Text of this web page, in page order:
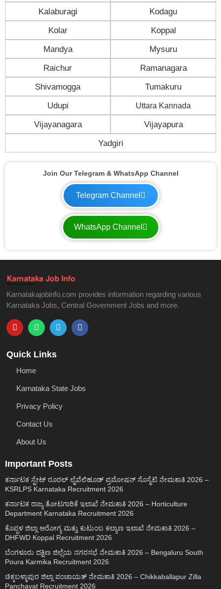
Kalaburagi Kodagu
Kolar Koppal
Mandya Mysuru
Raichur Ramanagara
Shivamogga Tumakuru
Udupi Uttara Kannada
Vijayanagara Vijayapura
Yadgiri
Join Our Telegram & WhatsApp Channel
Telegram Channel
WhatsApp Channel
Karnatakajobinfo.com provides information regarding various
Karnataka Jobs, Central Government Jobs and more.
Quick Links
Home
Karnataka State Jobs
Privacy Policy
Contact Us
About Us
Important Posts
ಕರ್ನಾಟಕ ಸ್ಟೇಟ್ ರೂರಲ್ ಲೈವೆಲಿಹೂಡ್ ಪ್ರಮೋಷನ್ ಸೊಸೈಟಿ ನೇಮಕಾತಿ 2026 –
KSRLPS Karnataka Recruitment 2026
ಕರ್ನಾಟಕ ರಾಜ್ಯ ತೋಟಗಾರಿಕೆ ಇಲಾಖೆ ನೇಮಕಾತಿ 2026 – Horticulture
Department Karnataka Recruitment 2026
ಕೊಪ್ಪಳ ಜಿಲ್ಲಾ ಆರೋಗ್ಯ ಮತ್ತು ಕುಟುಂಬ ಕಲ್ಯಾಣ ಇಲಾಖೆ ನೇಮಕಾತಿ 2026 –
DHFWD Koppal Recruitment 2026
ಬೆಂಗಳೂರು ದಕ್ಷಿಣ ಜಿಲ್ಲೆಯ ನಗರಸಭೆ ನೇಮಕಾತಿ 2026 – Bengaluru South
Poura Karmika Recruitment 2026
ಚಿಕ್ಕಬಳ್ಳಾಪುರ ಜಿಲ್ಲಾ ಪಂಚಾಯತ್ ನೇಮಕಾತಿ 2026 – Chikkaballapur Zilla
Panchayat Recruitment 2026